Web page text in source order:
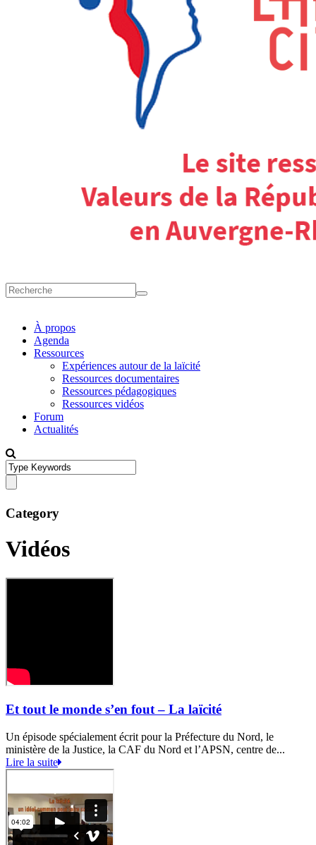
À propos
Agenda
Ressources
Expériences autour de la laïcité
Ressources documentaires
Ressources pédagogiques
Ressources vidéos
Forum
Actualités
Category
Vidéos
Et tout le monde s’en fout – La laïcité
Un épisode spécialement écrit pour la Préfecture du Nord, le
ministère de la Justice, la CAF du Nord et l’APSN, centre de...
Lire la suite